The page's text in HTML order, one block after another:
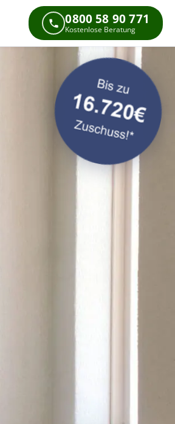
0800 58 90 771
Kostenlose Beratung